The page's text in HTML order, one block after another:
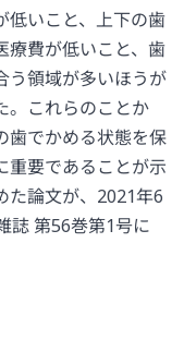
低いこと、上下の歯
療費が低いこと、歯
う領域が多いほうが
。これらのことか
歯でかめる状態を保
重要であることが示
た論文が、2021年6
誌 第56巻第1号に